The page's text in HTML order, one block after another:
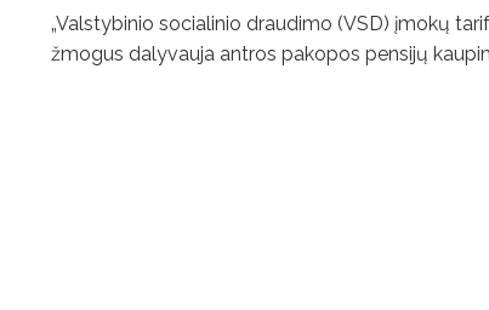
„Valstybinio socialinio draudimo (VSD) įmokų
žmogus dalyvauja antros pakopos pensijų